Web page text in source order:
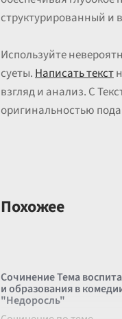
структурированный и
Используйте
суеты.Написать текст
взгляд и анализ. С
оригинальностью
Похожее
Сочинение Тема
и образования в
"Недоросль"